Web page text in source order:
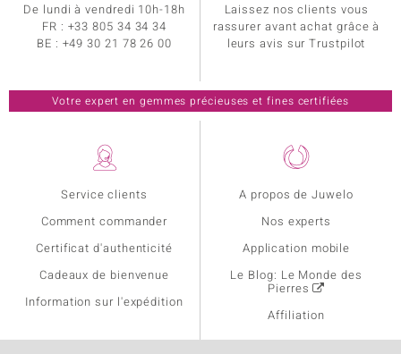
Service clients
Comment commander
Certificat d'authenticité
Cadeaux de bienvenue
Information sur l'expédition
A propos de Juwelo
Nos experts
Application mobile
Le Blog: Le Monde des
Pierres
Affiliation
De lundi à vendredi 10h-18h
FR : +33 805 34 34 34
BE : +49 30 21 78 26 00
Laissez nos clients vous
rassurer avant achat grâce à
leurs avis sur Trustpilot
Votre expert en gemmes précieuses et fines certifiées